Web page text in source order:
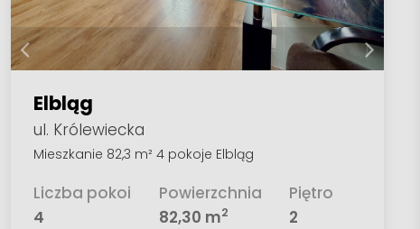
Elbląg
ul. Królewiecka
Mieszkanie 82,3 m² 4 pokoje Elbląg
Liczba pokoi
4
Powierzchnia
82,30 m2
Piętro
2